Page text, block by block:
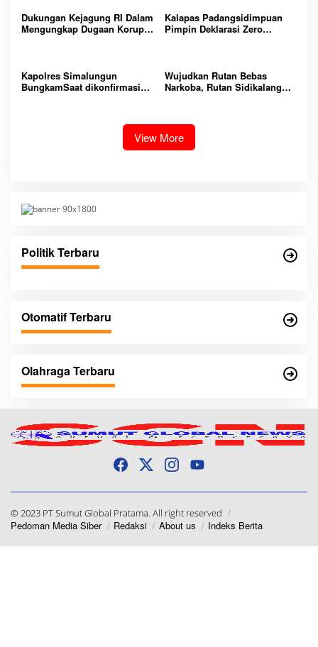
PEMASYARAKATAN YANG
AMAN
Dukungan Kejagung RI Dalam
Mengungkap Dugaan Korupsi
Kalapas Padangsidimpuan
Pimpin Deklarasi Zero
Kapolres Simalungun
BungkamSaat dikonfirmasi
Dikecamatan gunung malela
Wujudkan Rutan Bebas
Narkoba, Rutan Sidikalang
View More
Politik Terbaru
Otomatif Terbaru
Olahraga Terbaru
© 2023 PT Sumut Global Pratama. All right reserved
Pedoman Media Siber Redaksi About us Indeks Berita